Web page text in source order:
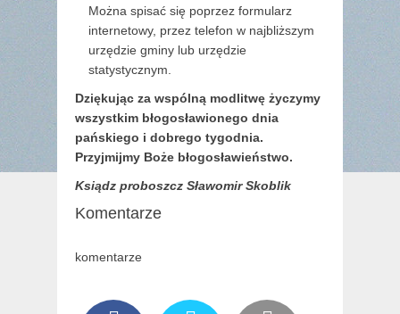
Można spisać się poprzez formularz
internetowy, przez telefon w najbliższym
urzędzie gminy lub urzędzie
statystycznym.
Dziękując za wspólną modlitwę życzymy
wszystkim błogosławionego dnia
pańskiego i dobrego tygodnia.
Przyjmijmy Boże błogosławieństwo.
Ksiądz proboszcz Sławomir Skoblik
Komentarze
komentarze